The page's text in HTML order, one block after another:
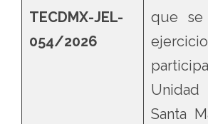
TECDMX-JEL-
054/2026
que se
Santa